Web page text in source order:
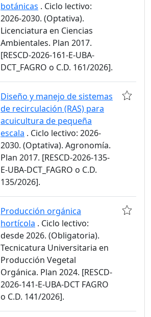
botánicas . Ciclo lectivo:
2026-2030. (Optativa).
Licenciatura en Ciencias
Ambientales. Plan 2017.
[RESCD-2026-161-E-UBA-
DCT_FAGRO o C.D. 161/2026].
Diseño y manejo de sistemas
de recirculación (RAS) para
acuicultura de pequeña
escala . Ciclo lectivo: 2026-
2030. (Optativa). Agronomía.
Plan 2017. [RESCD-2026-135-
E-UBA-DCT_FAGRO o C.D.
135/2026].
Producción orgánica
hortícola . Ciclo lectivo:
desde 2026. (Obligatoria).
Tecnicatura Universitaria en
Producción Vegetal
Orgánica. Plan 2024. [RESCD-
2026-141-E-UBA-DCT FAGRO
o C.D. 141/2026].